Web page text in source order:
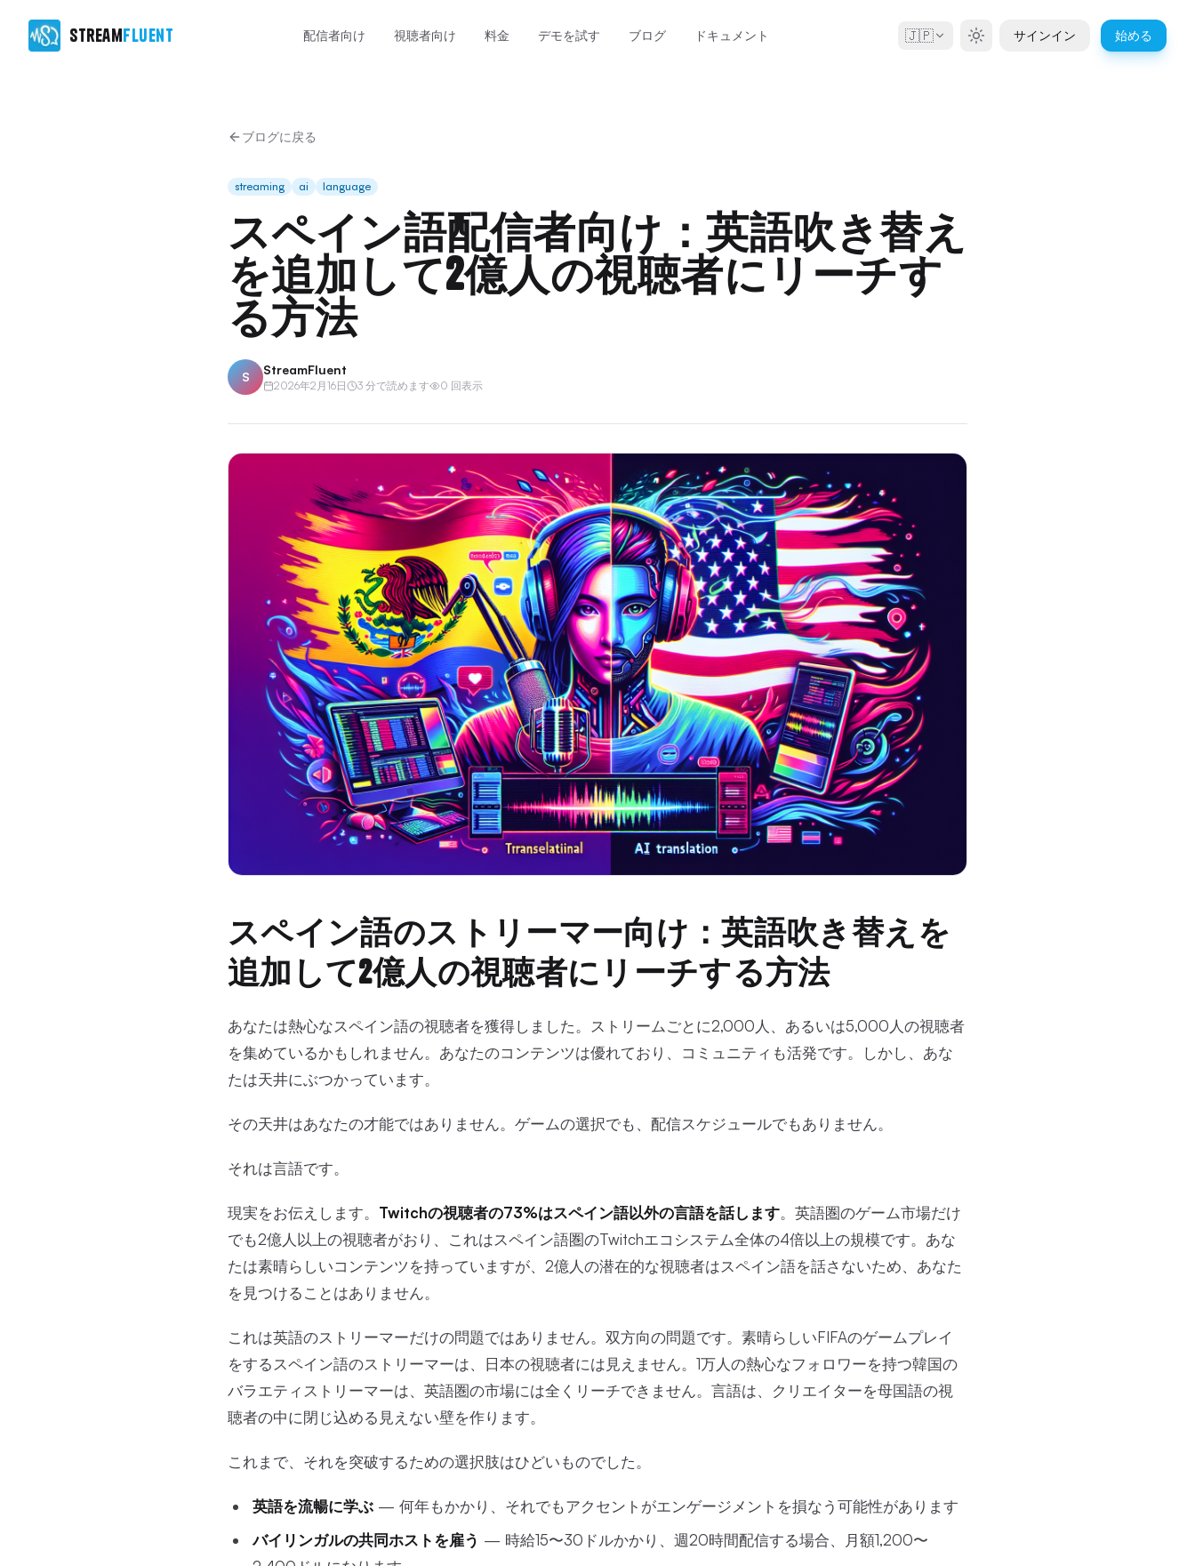
StreamFluent 配信者向け 視聴者向け 料金 デモを試す ブログ ドキュメント 🇯🇵 サインイン 始める
ブログに戻る
streaming ai language
スペイン語配信者向け：英語吹き替え
を追加して2億人の視聴者にリーチす
る方法
S StreamFluent
2026年2月16日 3 分で読めます 0 回表示
スペイン語のストリーマー向け：英語吹き替えを
追加して2億人の視聴者にリーチする方法
あなたは熱心なスペイン語の視聴者を獲得しました。ストリームごとに2,000人、あるいは5,000人の視聴者
を集めているかもしれません。あなたのコンテンツは優れており、コミュニティも活発です。しかし、あな
たは天井にぶつかっています。
その天井はあなたの才能ではありません。ゲームの選択でも、配信スケジュールでもありません。
それは言語です。
現実をお伝えします。 Twitchの視聴者の73%はスペイン語以外の言語を話します。英語圏のゲーム市場だけ
でも2億人以上の視聴者がおり、これはスペイン語圏のTwitchエコシステム全体の4倍以上の規模です。あな
たは素晴らしいコンテンツを持っていますが、2億人の潜在的な視聴者はスペイン語を話さないため、あなた
を見つけることはありません。
これは英語のストリーマーだけの問題ではありません。双方向の問題です。素晴らしいFIFAのゲームプレイ
をするスペイン語のストリーマーは、日本の視聴者には見えません。1万人の熱心なフォロワーを持つ韓国の
バラエティストリーマーは、英語圏の市場には全くリーチできません。言語は、クリエイターを母国語の視
聴者の中に閉じ込める見えない壁を作ります。
これまで、それを突破するための選択肢はひどいものでした。
英語を流暢に学ぶ — 何年もかかり、それでもアクセントがエンゲージメントを損なう可能性があります
バイリンガルの共同ホストを雇う — 時給15〜30ドルかかり、週20時間配信する場合、月額1,200〜